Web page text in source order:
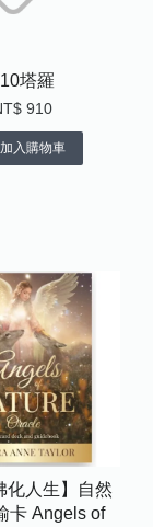
塔羅
910
加入購物車
化人生】自然
卡 Angels of